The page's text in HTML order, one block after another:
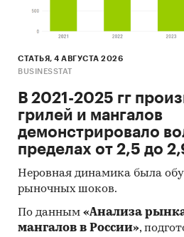
СТАТЬЯ, 4 АВГУСТА 2026
BUSINESSTAT
В 2021-2025 гг
грилей и мангалов
демонстрировало
пределах от 2,5 до
Неровная динамика была
рыночных шоков.
По данным «Анализа
мангалов в России»,